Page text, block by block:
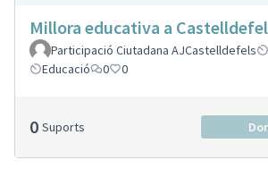
Millora educativa a
Participació Ciutadana AJCastelldefels
Educació
0 0
0 Suports